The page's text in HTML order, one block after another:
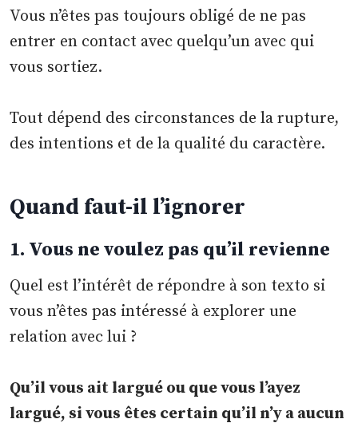
Vous n’êtes pas toujours obligé de ne pas
entrer en contact avec quelqu’un avec qui
vous sortiez.
Tout dépend des circonstances de la rupture,
des intentions et de la qualité du caractère.
Quand faut-il l’ignorer
1. Vous ne voulez pas qu’il revienne
Quel est l’intérêt de répondre à son texto si
vous n’êtes pas intéressé à explorer une
relation avec lui ?
Qu’il vous ait largué ou que vous l’ayez
largué, si vous êtes certain qu’il n’y a aucun